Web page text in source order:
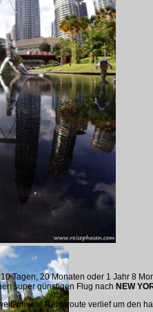
Tagen, 20 Monaten oder 1 Jahr 8
super günstigen Flug nach NEW
unsere Reiseroute verlief um den